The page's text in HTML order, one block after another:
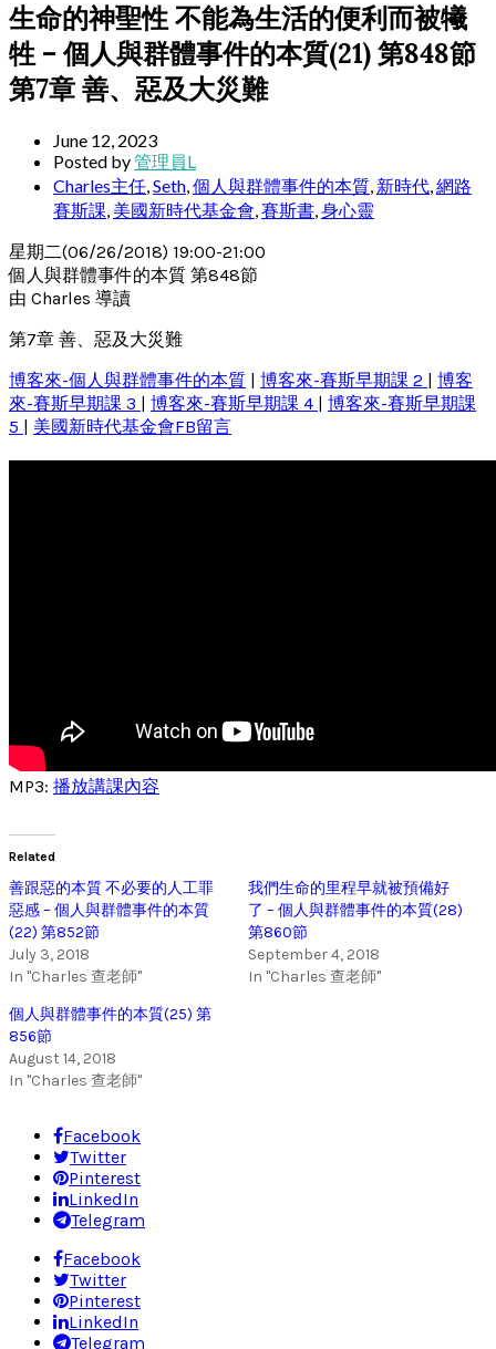
生命的神聖性 不能為生活的便利而被犧
牲 – 個人與群體事件的本質(21) 第848節
第7章 善、惡及大災難
June 12, 2023
Posted by管理員L
Charles主任,Seth,個人與群體事件的本質, 新時代,網路
賽斯課, 美國新時代基金會,賽斯書,身心靈
星期二(06/26/2018) 19:00-21:00
個人與群體事件的本質 第848節
由 Charles 導讀
第7章 善、惡及大災難
博客來-個人與群體事件的本質
博客來-賽斯早期課 2
博客
來-賽斯早期課 3
博客來-賽斯早期課 4
博客來-賽斯早期課
5
美國新時代基金會FB留言
MP3: 播放講課內容
Related
善跟惡的本質 不必要的人工罪
惡感 – 個人與群體事件的本質
(22) 第852節
July 3, 2018
In "Charles 查老師"
我們生命的里程早就被預備好
了 – 個人與群體事件的本質(28)
第860節
September 4, 2018
In "Charles 查老師"
個人與群體事件的本質(25) 第
856節
August 14, 2018
In "Charles 查老師"
Facebook
Twitter
Pinterest
LinkedIn
Telegram
Facebook
Twitter
Pinterest
LinkedIn
Telegram